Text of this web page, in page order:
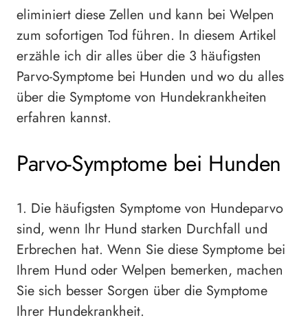
eliminiert diese Zellen und kann bei Welpen
zum sofortigen Tod führen. In diesem Artikel
erzähle ich dir alles über die 3 häufigsten
Parvo-Symptome bei Hunden und wo du alles
über die Symptome von Hundekrankheiten
erfahren kannst.
Parvo-Symptome bei Hunden
1. Die häufigsten Symptome von Hundeparvo
sind, wenn Ihr Hund starken Durchfall und
Erbrechen hat. Wenn Sie diese Symptome bei
Ihrem Hund oder Welpen bemerken, machen
Sie sich besser Sorgen über die Symptome
Ihrer Hundekrankheit.